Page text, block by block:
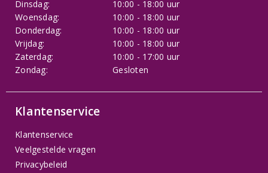
Dinsdag:
10:00 - 18:00 uur
Woensdag:
10:00 - 18:00 uur
Donderdag:
10:00 - 18:00 uur
Vrijdag:
10:00 - 18:00 uur
Zaterdag:
10:00 - 17:00 uur
Zondag:
Gesloten
Klantenservice
Klantenservice
Veelgestelde vragen
Privacybeleid